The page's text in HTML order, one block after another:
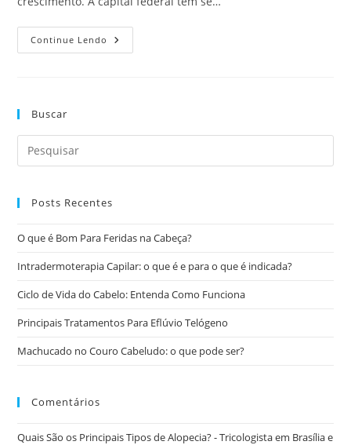
Continue Lendo
Buscar
Posts Recentes
O que é Bom Para Feridas na Cabeça?
Intradermoterapia Capilar: o que é e para o que é indicada?
Ciclo de Vida do Cabelo: Entenda Como Funciona
Principais Tratamentos Para Eflúvio Telógeno
Machucado no Couro Cabeludo: o que pode ser?
Comentários
Quais São os Principais Tipos de Alopecia? - Tricologista em Brasília e